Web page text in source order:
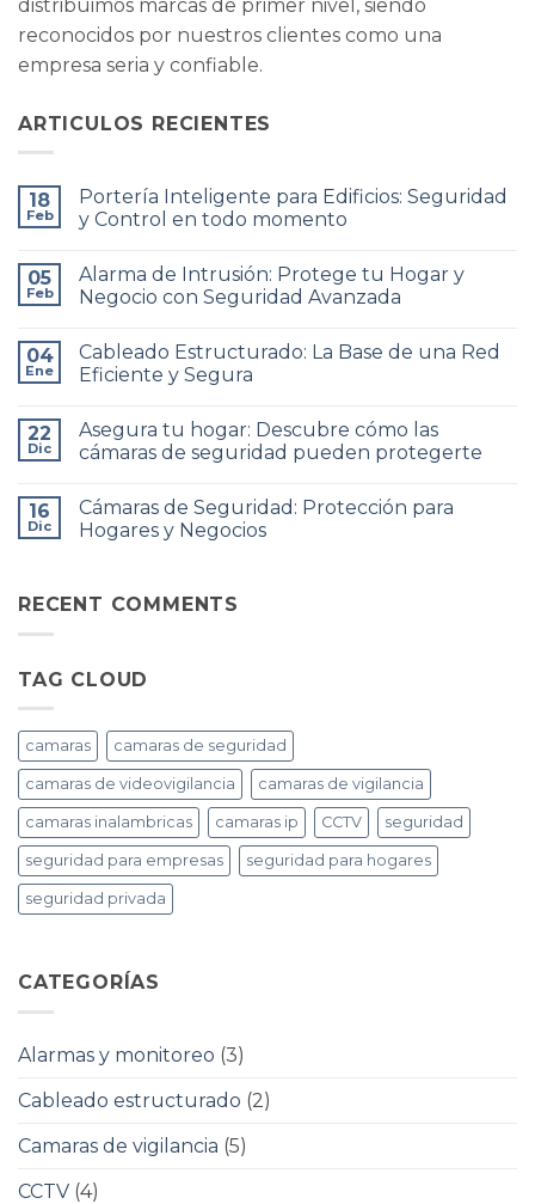
distribuimos marcas de primer nivel, siendo
reconocidos por nuestros clientes como una
empresa seria y confiable.
ARTICULOS RECIENTES
18
Feb
Portería Inteligente para Edificios: Seguridad
y Control en todo momento
comentarios
en
Portería
Edificios:
Seguridad
y
todo
momento
05
Feb
Alarma de Intrusión: Protege tu Hogar y
Negocio con Seguridad Avanzada
comentarios
en
Alarma
Protege
tu
Hogar
con
Seguridad
Avanzada
04
Ene
Cableado Estructurado: La Base de una Red
Eficiente y Segura
comentarios
en
Cableado
Base
de
una
Segura
22
Dic
Asegura tu hogar: Descubre cómo las
cámaras de seguridad pueden protegerte
comentarios
en
Asegura
cómo
las
pueden
16
Dic
Cámaras de Seguridad: Protección para
Hogares y Negocios
en
Cámaras
para
RECENT COMMENTS
TAG CLOUD
camaras camaras de seguridad
camaras de videovigilancia camaras de vigilancia
camaras inalambricas camaras ip CCTV seguridad
seguridad para empresas seguridad para hogares
seguridad privada
CATEGORÍAS
Alarmas y monitoreo (3)
Cableado estructurado (2)
Camaras de vigilancia (5)
CCTV (4)